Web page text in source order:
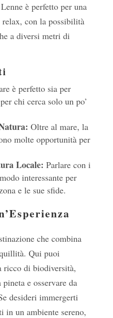
è perfetto per una
relax, con la possibilità
a diversi metri di
è perfetto sia per
chi cerca solo un po’
Oltre al mare, la
molte opportunità per
Locale: Parlare con i
interessante per
e le sue sfide.
che combina
Qui puoi
ricco di biodiversità,
e osservare da
desideri immergerti
in un ambiente sereno,